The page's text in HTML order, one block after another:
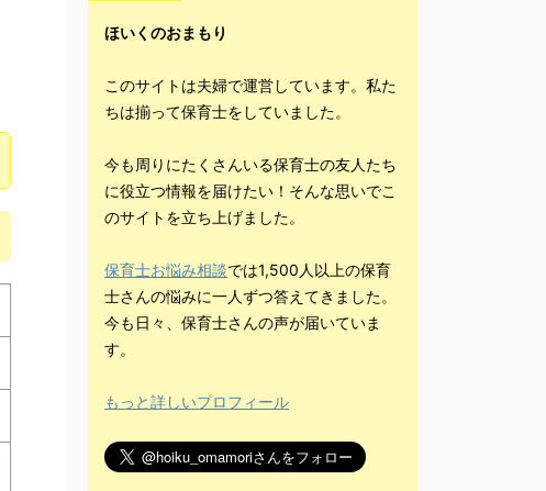
ほいくのおまもり
このサイトは夫婦で運営しています。私た
ちは揃って保育士をしていました。
今も周りにたくさんいる保育士の友人たち
に役立つ情報を届けたい！そんな思いでこ
のサイトを立ち上げました。
保育士お悩み相談では1,500人以上の保育
士さんの悩みに一人ずつ答えてきました。
今も日々、保育士さんの声が届いていま
す。
もっと詳しいプロフィール